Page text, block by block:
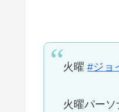
火曜#ジョ
火曜パー